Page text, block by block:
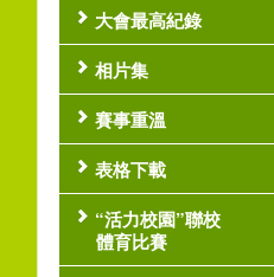
大會最高紀錄
相片集
賽事重溫
表格下載
“活力校園”聯校
體育比賽